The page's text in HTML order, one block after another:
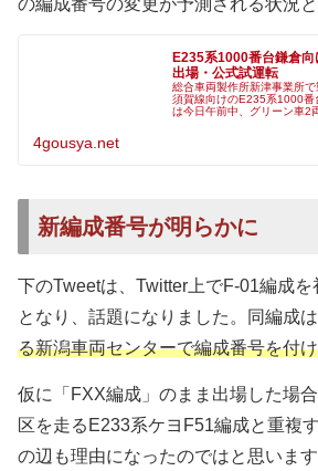
E235系1000番台鎌倉
出場・公式試運転
総合車両製作所新津事業所
須賀線向けのE235系1000番
は今日午前中、グリーン車2
4gousya.net
新編成番号が明らかに
下のTweetは、Twitter上でF-01編成
となり、話題になりました。同編成は
る新潟車両センターで編成番号を付
仮に「FXX編成」のまま出場した場
区を走るE233系ケヨF51編成と重複
の辺も理由になったのではと思いま